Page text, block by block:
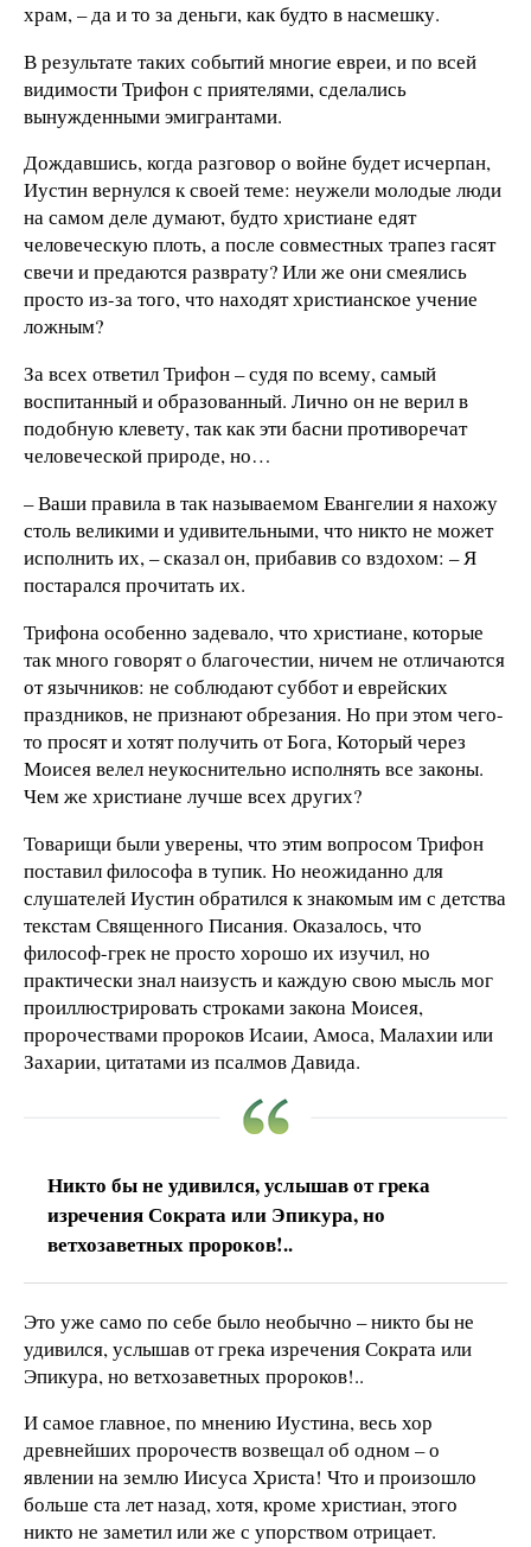
храм, – да и то за деньги, как будто в насмешку.
В результате таких событий многие евреи, и по всей
видимости Трифон с приятелями, сделались
вынужденными эмигрантами.
Дождавшись, когда разговор о войне будет исчерпан,
Иустин вернулся к своей теме: неужели молодые люди
на самом деле думают, будто христиане едят
человеческую плоть, а после совместных трапез гасят
свечи и предаются разврату? Или же они смеялись
просто из-за того, что находят христианское учение
ложным?
За всех ответил Трифон – судя по всему, самый
воспитанный и образованный. Лично он не верил в
подобную клевету, так как эти басни противоречат
человеческой природе, но…
– Ваши правила в так называемом Евангелии я нахожу
столь великими и удивительными, что никто не может
исполнить их, – сказал он, прибавив со вздохом: – Я
постарался прочитать их.
Трифона особенно задевало, что христиане, которые
так много говорят о благочестии, ничем не отличаются
от язычников: не соблюдают суббот и еврейских
праздников, не признают обрезания. Но при этом чего-
то просят и хотят получить от Бога, Который через
Моисея велел неукоснительно исполнять все законы.
Чем же христиане лучше всех других?
Товарищи были уверены, что этим вопросом Трифон
поставил философа в тупик. Но неожиданно для
слушателей Иустин обратился к знакомым им с детства
текстам Священного Писания. Оказалось, что
философ-грек не просто хорошо их изучил, но
практически знал наизусть и каждую свою мысль мог
проиллюстрировать строками закона Моисея,
пророчествами пророков Исаии, Амоса, Малахии или
Захарии, цитатами из псалмов Давида.
Никто бы не удивился, услышав от грека
изречения Сократа или Эпикура, но
ветхозаветных пророков!..
Это уже само по себе было необычно – никто бы не
удивился, услышав от грека изречения Сократа или
Эпикура, но ветхозаветных пророков!..
И самое главное, по мнению Иустина, весь хор
древнейших пророчеств возвещал об одном – о
явлении на землю Иисуса Христа! Что и произошло
больше ста лет назад, хотя, кроме христиан, этого
никто не заметил или же с упорством отрицает.